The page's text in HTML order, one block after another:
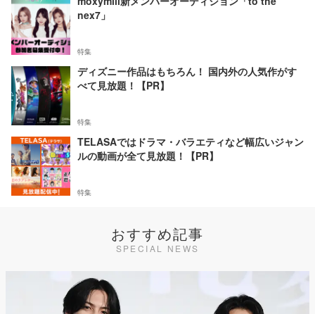
nex7」
特集
ディズニー作品はもちろん！ 国内外の人気作がす
べて見放題！【PR】
特集
TELASAではドラマ・バラエティなど幅広いジャン
ルの動画が全て見放題！【PR】
特集
おすすめ記事
SPECIAL NEWS